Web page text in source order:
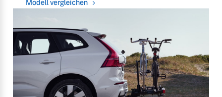
Modell vergleichen